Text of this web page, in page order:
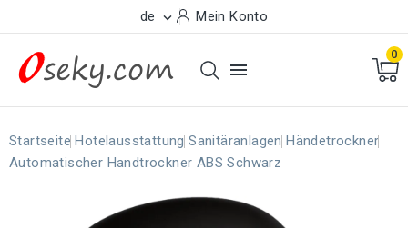
de  Mein Konto

0
Startseite Hotelausstattung Sanitäranlagen Händetrockner
Automatischer Handtrockner ABS Schwarz